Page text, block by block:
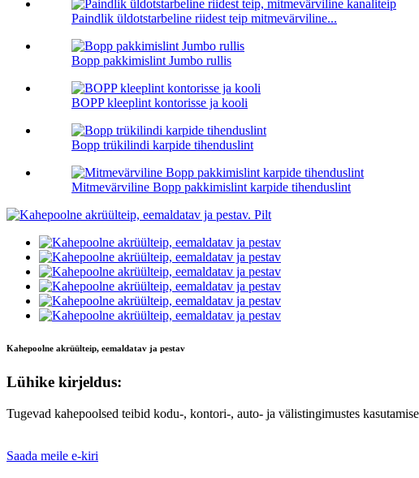
Paindlik üldotstarbeline riidest teip mitmevärviline...
Bopp pakkimislint Jumbo rullis
BOPP kleeplint kontorisse ja kooli
Bopp trükilindi karpide tihenduslint
Mitmevärviline Bopp pakkimislint karpide tihenduslint
Kahepoolne akrüülteip, eemaldatav ja pestav
Lühike kirjeldus:
Tugevad kahepoolsed teibid kodu-, kontori-, auto- ja välistingimustes
Saada meile e-kiri